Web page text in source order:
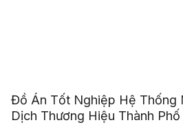
Đồ Án Tốt Nghiệp Hệ Thống
Dịch Thương Hiệu Thành